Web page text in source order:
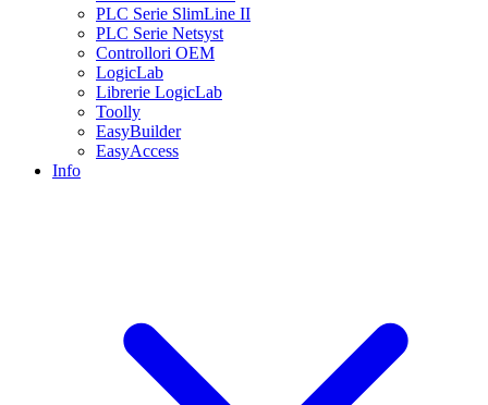
PLC Serie SlimLine II
PLC Serie Netsyst
Controllori OEM
LogicLab
Librerie LogicLab
Toolly
EasyBuilder
EasyAccess
Info